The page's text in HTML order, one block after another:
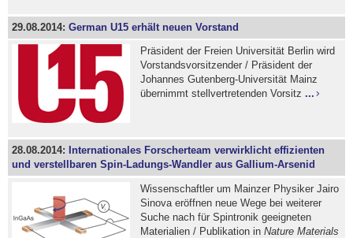
29.08.2014:German U15 erhält neuen Vorstand
Präsident der Freien Universität Berlin wird
Vorstandsvorsitzender / Präsident der
Johannes Gutenberg-Universität Mainz
übernimmt stellvertretenden Vorsitz ...
28.08.2014:
Internationales Forscherteam verwirklicht effizienten
und verstellbaren Spin-Ladungs-Wandler aus Gallium-Arsenid
Wissenschaftler um Mainzer Physiker Jairo
Sinova eröffnen neue Wege bei weiterer
Suche nach für Spintronik geeigneten
Materialien / Publikation in Nature Materials